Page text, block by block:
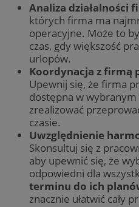
Analiza działalności
których firma ma
operacyjne. Może to
czas, gdy większość
urlopów.
Koordynacja z firmą
Upewnij się, że firma
dostępna w
zrealizować
czasie.
Uwzględnienie
Skonsultuj się z
aby upewnić się, że
odpowiedni dla
terminu do ich
znacznie ułatwić cały